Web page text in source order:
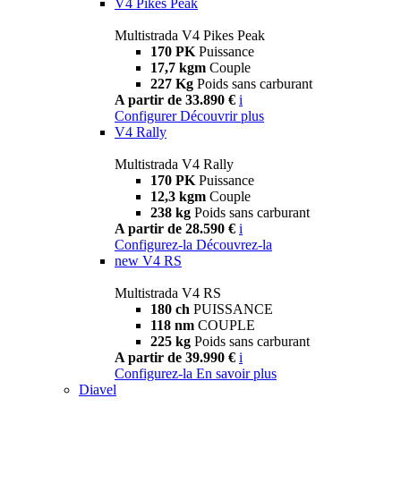
Multistrada V4 Pikes Peak
170 PK Puissance
17,7 kgm Couple
227 Kg Poids sans carburant
A partir de 33.890 € i
Configurer Découvrir plus
V4 Rally
Multistrada V4 Rally
170 PK Puissance
12,3 kgm Couple
238 kg Poids sans carburant
A partir de 28.590 € i
Configurez-la Découvrez-la
new V4 RS
Multistrada V4 RS
180 ch PUISSANCE
118 nm COUPLE
225 kg Poids sans carburant
A partir de 39.990 € i
Configurez-la En savoir plus
Diavel